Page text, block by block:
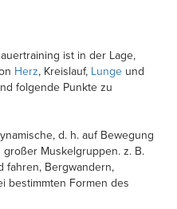
ist in der Lage,
Herz, Kreislauf, Lunge und
folgende Punkte zu
d. h. auf Bewegung
Muskelgruppen. z. B.
fahren, Bergwandern,
bestimmten Formen des